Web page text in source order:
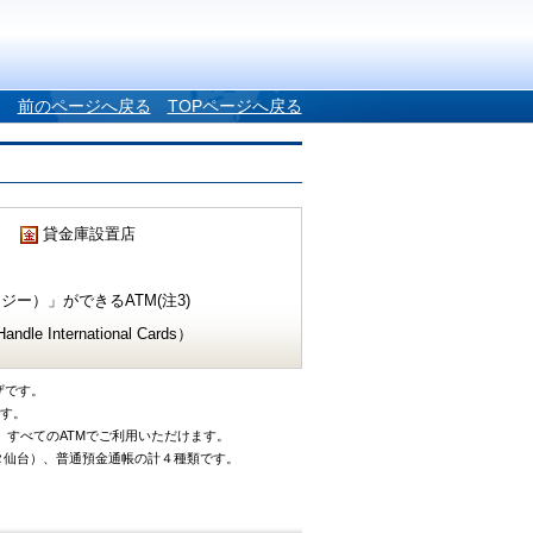
前のページへ戻る TOPページへ戻る
貸金庫設置店
ー）」ができるATM(注3)
International Cards）
す。
。
べてのATMでご利用いただけます。
台）、普通預金通帳の計４種類です。